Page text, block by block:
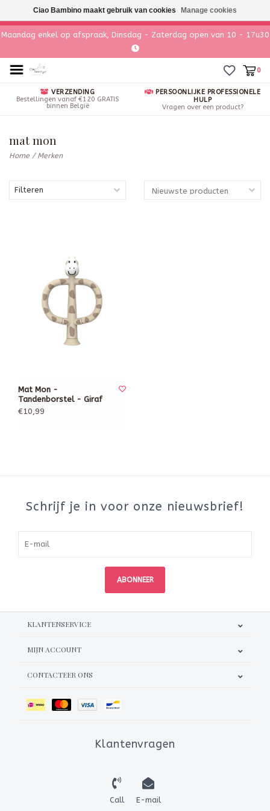
Maandag enkel op afspraak, Dinsdag - Zaterdag open van 10 - 17u30
0
VERZENDING
Bestellingen vanaf €120 GRATIS
binnen België
PERSOONLIJKE PROFESSIONELE
HULP
Vragen over een product?
mat mon
Home / Merken
Filteren
Mat Mon -
Tandenborstel - Giraf
€10,99
Schrijf je in voor onze nieuwsbrief!
ABONNEER
KLANTENSERVICE
MIJN ACCOUNT
CONTACTEER ONS
Klantenvragen
Call E-mail
Ciao Bambino maakt gebruik van cookies Manage cookies